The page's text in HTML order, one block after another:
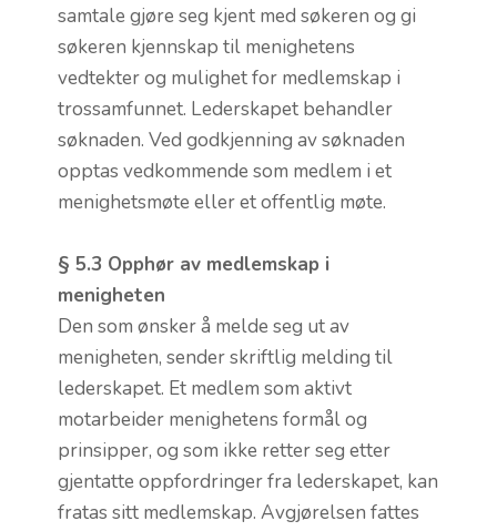
samtale gjøre seg kjent med søkeren og gi
søkeren kjennskap til menighetens
vedtekter og mulighet for medlemskap i
trossamfunnet. Lederskapet behandler
søknaden. Ved godkjenning av søknaden
opptas vedkommende som medlem i et
menighetsmøte eller et offentlig møte.
§ 5.3 Opphør av medlemskap i
menigheten
Den som ønsker å melde seg ut av
menigheten, sender skriftlig melding til
lederskapet. Et medlem som aktivt
motarbeider menighetens formål og
prinsipper, og som ikke retter seg etter
gjentatte oppfordringer fra lederskapet, kan
fratas sitt medlemskap. Avgjørelsen fattes